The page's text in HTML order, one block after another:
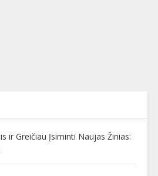
ir Greičiau Įsiminti Naujas Žinias: